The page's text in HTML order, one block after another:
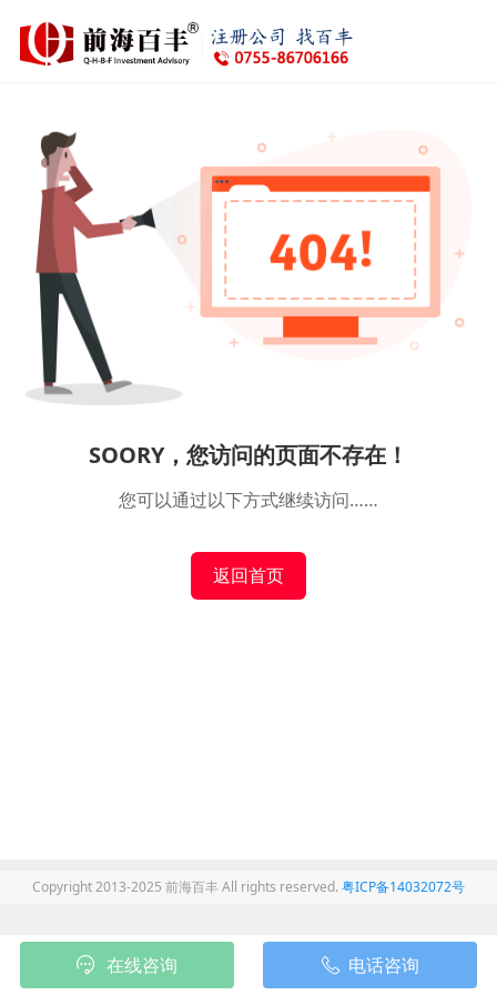
SOORY，您访问的页面不存在！
您可以通过以下方式继续访问……
返回首页
Copyright 2013-2025 前海百丰 All rights reserved. 粤ICP备14032072号
在线咨询 电话咨询